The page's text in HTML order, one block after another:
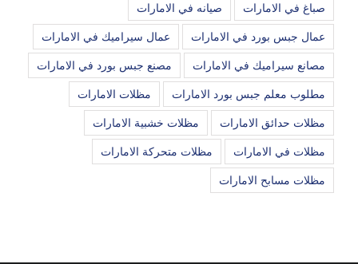
صباغ في الامارات صيانه في الامارات
عمال جبس بورد في الامارات عمال سيراميك في الامارات
مصانع سيراميك في الامارات مصنع جبس بورد في الامارات
مطلوب معلم جبس بورد الامارات مظلات الامارات
مظلات حدائق الامارات مظلات خشبية الامارات
مظلات في الامارات مظلات متحركة الامارات
مظلات مسابح الامارات